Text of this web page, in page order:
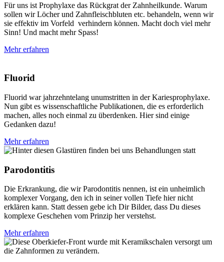
Für uns ist Prophylaxe das Rückgrat der Zahnheilkunde. Warum
sollen wir Löcher und Zahnfleischbluten etc. behandeln, wenn wir
sie effektiv im Vorfeld verhindern können. Macht doch viel mehr
Sinn! Und macht mehr Spass!
Mehr erfahren
Fluorid
Fluorid war jahrzehntelang unumstritten in der Kariesprophylaxe.
Nun gibt es wissenschaftliche Publikationen, die es erforderlich
machen, alles noch einmal zu überdenken. Hier sind einige
Gedanken dazu!
Mehr erfahren
Parodontitis
Die Erkrankung, die wir Parodontitis nennen, ist ein unheimlich
komplexer Vorgang, den ich in seiner vollen Tiefe hier nicht
erklären kann. Statt dessen gebe ich Dir Bilder, dass Du dieses
komplexe Geschehen vom Prinzip her verstehst.
Mehr erfahren